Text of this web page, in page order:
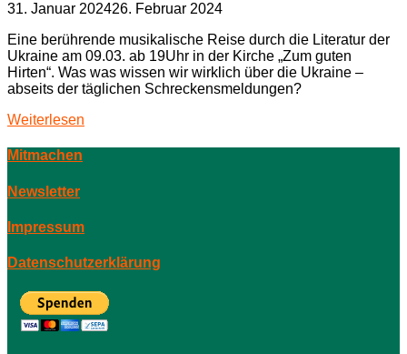
31. Januar 202426. Februar 2024
Eine berührende musikalische Reise durch die Literatur der
Ukraine am 09.03. ab 19Uhr in der Kirche „Zum guten
Hirten“. Was was wissen wir wirklich über die Ukraine –
abseits der täglichen Schreckensmeldungen?
Weiterlesen
Mitmachen
Newsletter
Impressum
Datenschutzerklärung